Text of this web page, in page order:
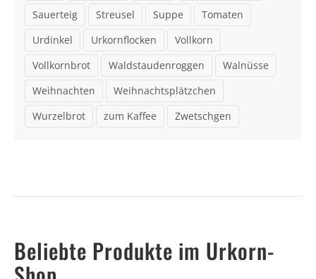
Sauerteig
Streusel Suppe
Tomaten
Urdinkel
Urkornflocken
Vollkorn
Vollkornbrot
Waldstaudenroggen
Walnüsse
Weihnachten
Weihnachtsplätzchen
Wurzelbrot
zum Kaffee Zwetschgen
Beliebte Produkte im Urkorn-